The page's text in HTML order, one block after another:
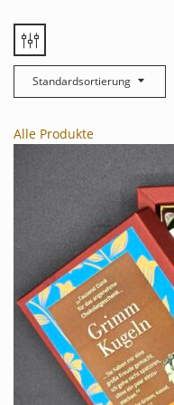
Standardsortierung
Alle Produkte